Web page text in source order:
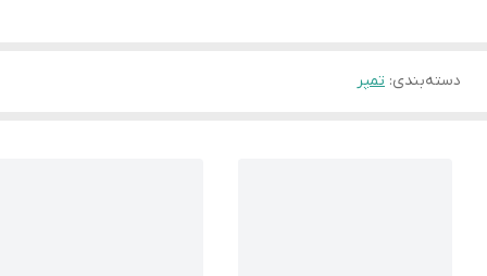
دسته‌بندی: تمپر